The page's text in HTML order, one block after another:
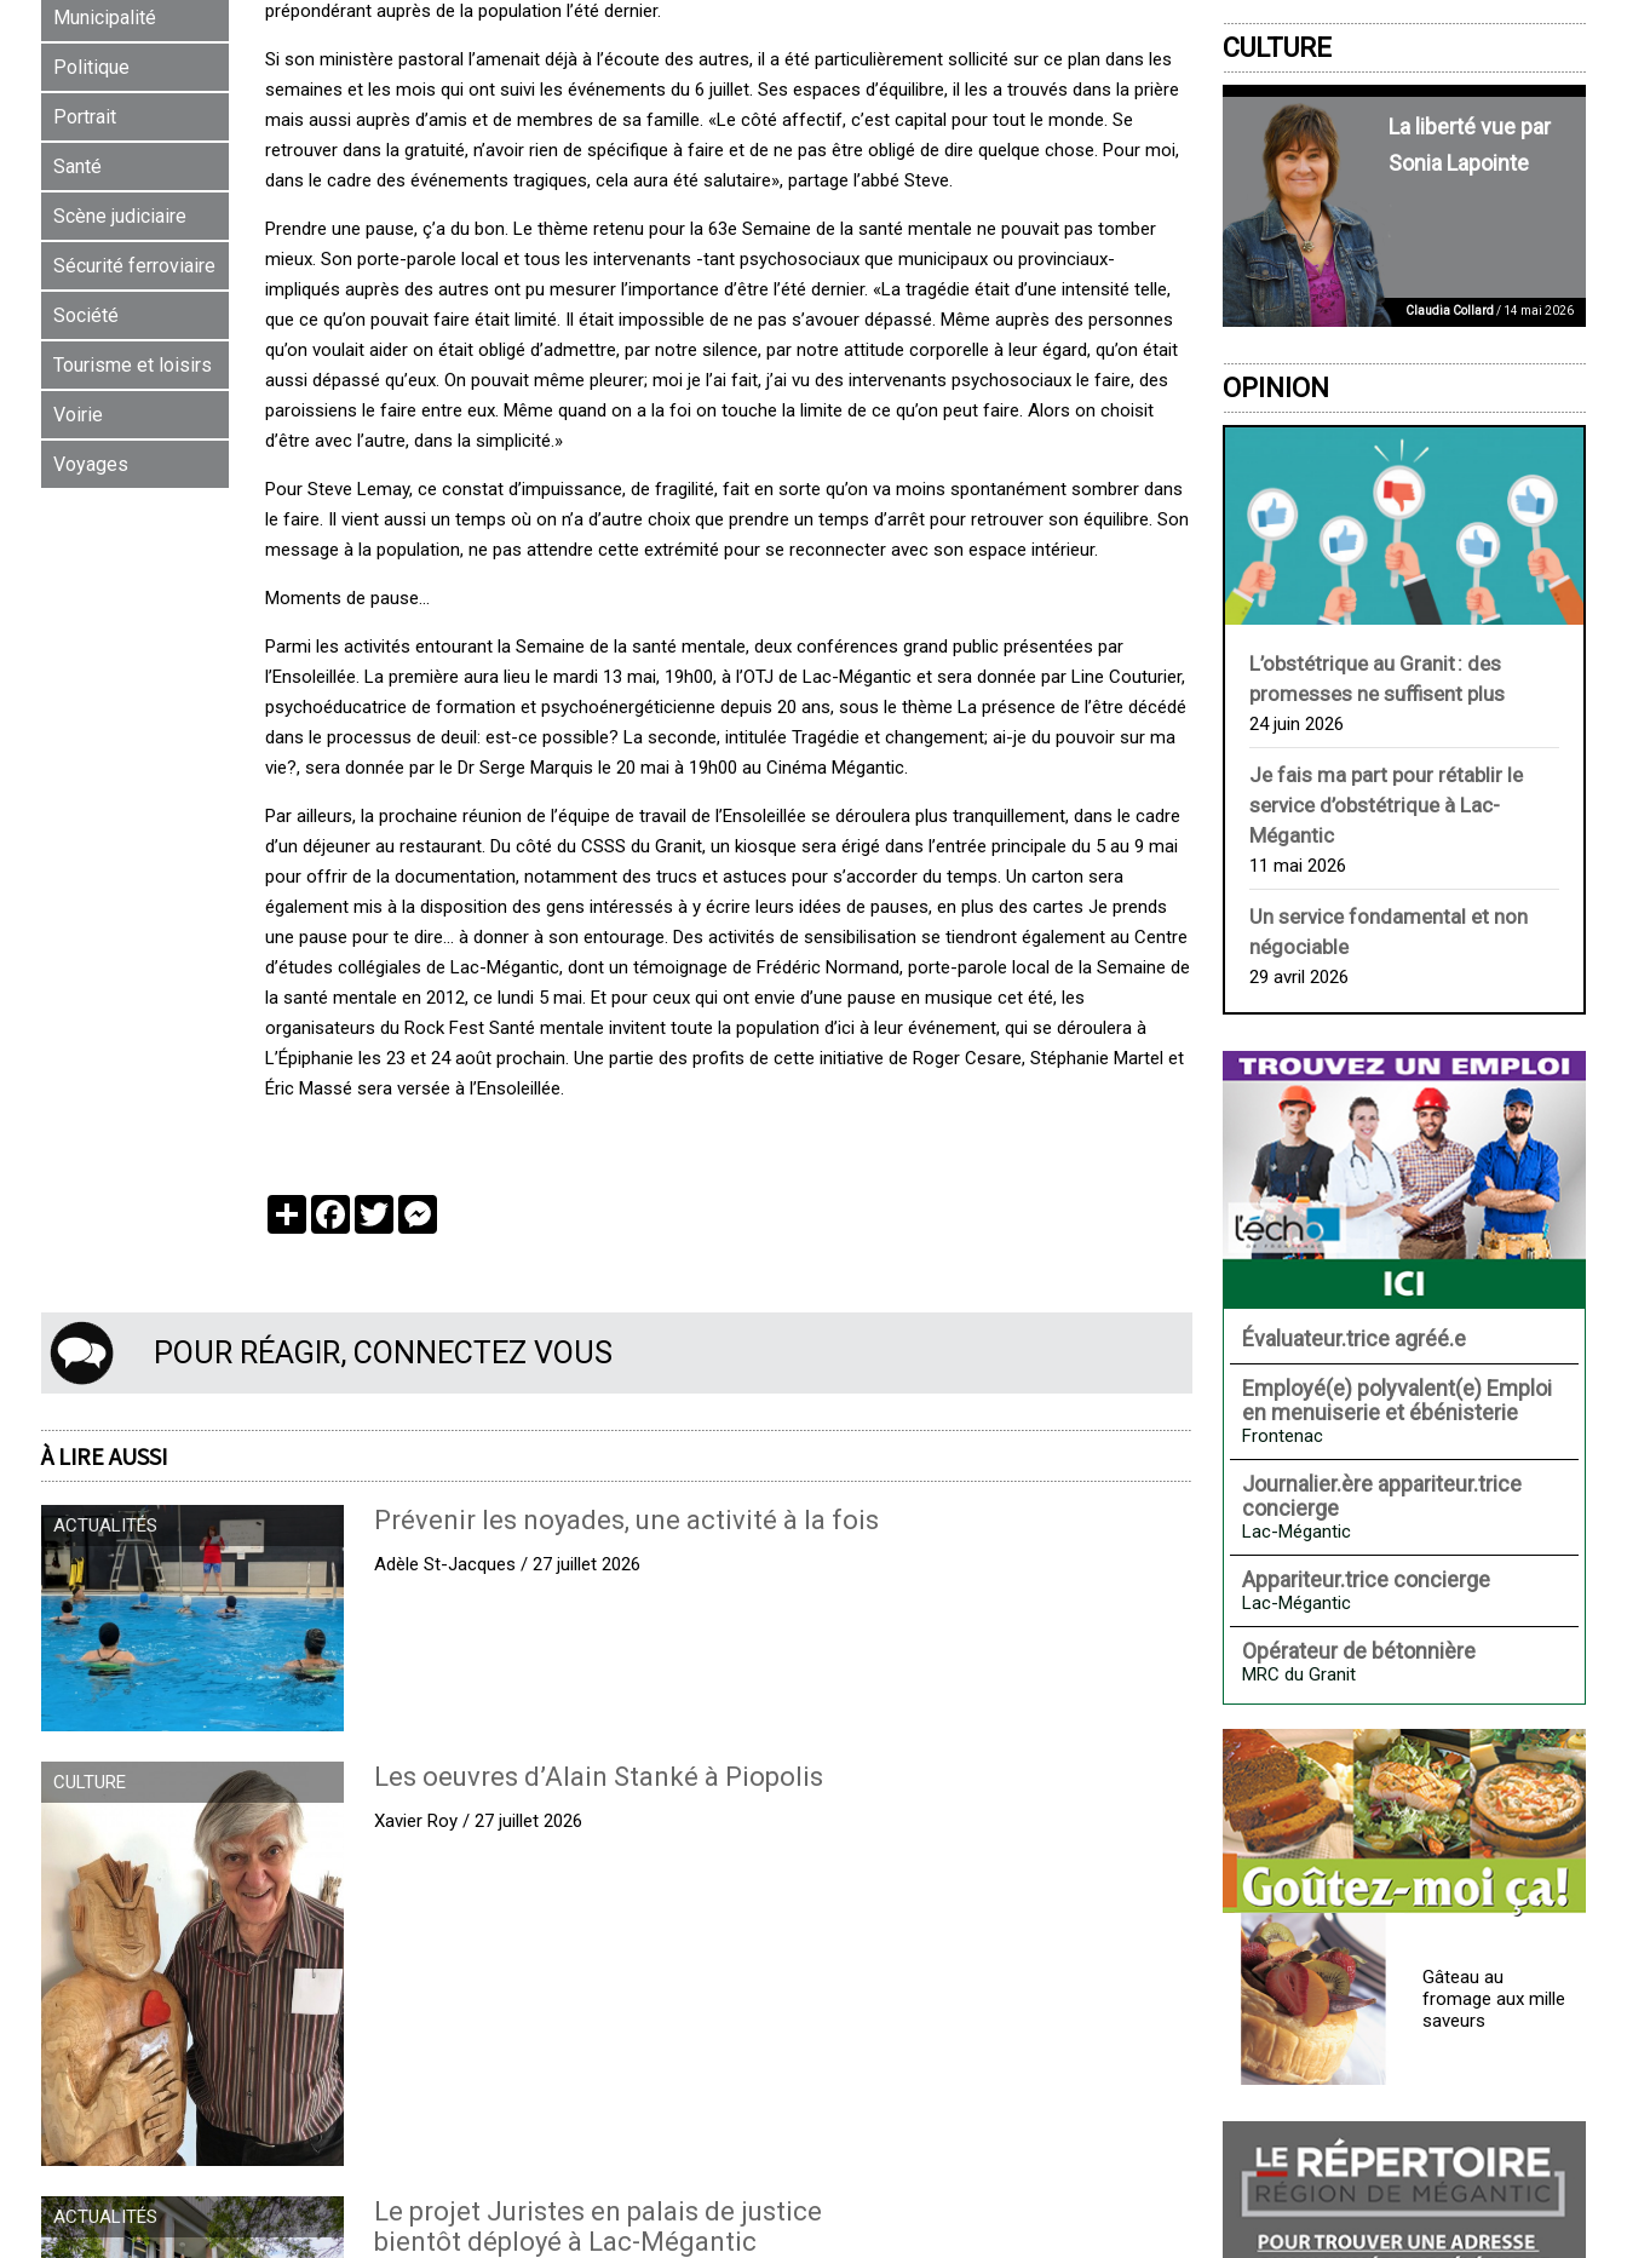
Municipalité
Politique
Portrait
Santé
Scène judiciaire
Sécurité ferroviaire
Société
Tourisme et loisirs
Voirie
Voyages
prépondérant auprès de la population l’été dernier.
Si son ministère pastoral l’amenait déjà à l’écoute des autres, il a été particulièrement sollicité sur ce plan dans les
semaines et les mois qui ont suivi les événements du 6 juillet. Ses espaces d’équilibre, il les a trouvés dans la prière
mais aussi auprès d’amis et de membres de sa famille. «Le côté affectif, c’est capital pour tout le monde. Se
retrouver dans la gratuité, n’avoir rien de spécifique à faire et de ne pas être obligé de dire quelque chose. Pour moi,
dans le cadre des événements tragiques, cela aura été salutaire», partage l’abbé Steve.
Prendre une pause, ç’a du bon. Le thème retenu pour la 63e Semaine de la santé mentale ne pouvait pas tomber
mieux. Son porte-parole local et tous les intervenants -tant psychosociaux que municipaux ou provinciaux-
impliqués auprès des autres ont pu mesurer l’importance d’être l’été dernier. «La tragédie était d’une intensité telle,
que ce qu’on pouvait faire était limité. Il était impossible de ne pas s’avouer dépassé. Même auprès des personnes
qu’on voulait aider on était obligé d’admettre, par notre silence, par notre attitude corporelle à leur égard, qu’on était
aussi dépassé qu’eux. On pouvait même pleurer; moi je l’ai fait, j’ai vu des intervenants psychosociaux le faire, des
paroissiens le faire entre eux. Même quand on a la foi on touche la limite de ce qu’on peut faire. Alors on choisit
d’être avec l’autre, dans la simplicité.»
Pour Steve Lemay, ce constat d’impuissance, de fragilité, fait en sorte qu’on va moins spontanément sombrer dans
le faire. Il vient aussi un temps où on n’a d’autre choix que prendre un temps d’arrêt pour retrouver son équilibre. Son
message à la population, ne pas attendre cette extrémité pour se reconnecter avec son espace intérieur.
Moments de pause…
Parmi les activités entourant la Semaine de la santé mentale, deux conférences grand public présentées par
l’Ensoleillée. La première aura lieu le mardi 13 mai, 19h00, à l’OTJ de Lac-Mégantic et sera donnée par Line Couturier,
psychoéducatrice de formation et psychoénergéticienne depuis 20 ans, sous le thème La présence de l’être décédé
dans le processus de deuil: est-ce possible? La seconde, intitulée Tragédie et changement; ai-je du pouvoir sur ma
vie?, sera donnée par le Dr Serge Marquis le 20 mai à 19h00 au Cinéma Mégantic.
Par ailleurs, la prochaine réunion de l’équipe de travail de l’Ensoleillée se déroulera plus tranquillement, dans le cadre
d’un déjeuner au restaurant. Du côté du CSSS du Granit, un kiosque sera érigé dans l’entrée principale du 5 au 9 mai
pour offrir de la documentation, notamment des trucs et astuces pour s’accorder du temps. Un carton sera
également mis à la disposition des gens intéressés à y écrire leurs idées de pauses, en plus des cartes Je prends
une pause pour te dire… à donner à son entourage. Des activités de sensibilisation se tiendront également au Centre
d’études collégiales de Lac-Mégantic, dont un témoignage de Frédéric Normand, porte-parole local de la Semaine de
la santé mentale en 2012, ce lundi 5 mai. Et pour ceux qui ont envie d’une pause en musique cet été, les
organisateurs du Rock Fest Santé mentale invitent toute la population d’ici à leur événement, qui se déroulera à
L’Épiphanie les 23 et 24 août prochain. Une partie des profits de cette initiative de Roger Cesare, Stéphanie Martel et
Éric Massé sera versée à l’Ensoleillée.
PartagerFacebook
TwitterMessenger
POUR RÉAGIR, CONNECTEZ VOUS
À LIRE AUSSI
ACTUALITÉS Prévenir les noyades, une activité à la fois
Adèle St-Jacques / 27 juillet 2026
CULTURE Les oeuvres d’Alain Stanké à Piopolis
Xavier Roy / 27 juillet 2026
ACTUALITÉS
Le projet Juristes en palais de justice
bientôt déployé à Lac-Mégantic
CULTURE
La liberté vue par
Sonia Lapointe
Claudia Collard/ 14 mai 2026
OPINION
L’obstétrique au ­Granit : des
promesses ne suffisent plus
24 juin 2026
Je fais ma part pour rétablir le
service d’obstétrique à Lac-
Mégantic
11 mai 2026
Un service fondamental et non
négociable
29 avril 2026
Évaluateur.trice agréé.e
Employé(e) polyvalent(e) Emploi
en menuiserie et ébénisterie
Frontenac
Journalier.ère appariteur.trice
concierge
Lac-Mégantic
Appariteur.trice concierge
Lac-Mégantic
Opérateur de bétonnière
MRC du Granit
Gâteau au
fromage aux mille
saveurs